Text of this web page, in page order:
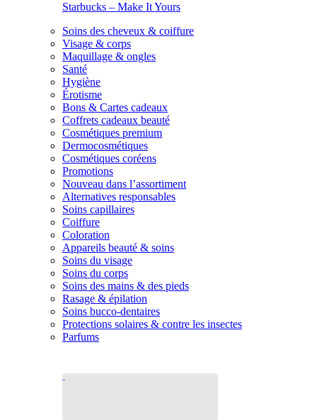
Starbucks – Make It Yours
Soins des cheveux & coiffure
Visage & corps
Maquillage & ongles
Santé
Hygiène
Érotisme
Bons & Cartes cadeaux
Coffrets cadeaux beauté
Cosmétiques premium
Dermocosmétiques
Cosmétiques coréens
Promotions
Nouveau dans l’assortiment
Alternatives responsables
Soins capillaires
Coiffure
Coloration
Appareils beauté & soins
Soins du visage
Soins du corps
Soins des mains & des pieds
Rasage & épilation
Soins bucco-dentaires
Protections solaires & contre les insectes
Parfums